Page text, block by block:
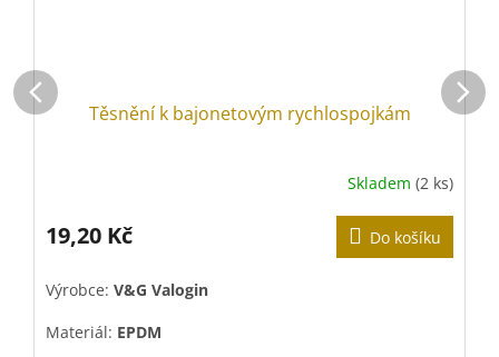
Těsnění k bajonetovým rychlospojkám
Skladem (2 ks)
19,20 Kč Do košíku
Výrobce: V&G Valogin
Materiál: EPDM